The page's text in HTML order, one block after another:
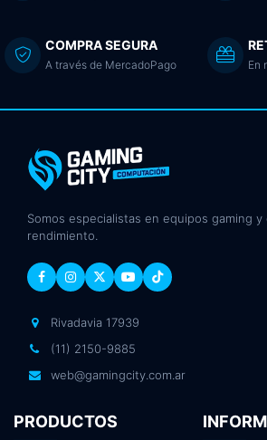
COMPRA SEGURA
A través de MercadoPago En
Somos especialistas en equipos gaming y
rendimiento.
Rivadavia 17939
(11) 2150-9885
web@gamingcity.com.ar
PRODUCTOS